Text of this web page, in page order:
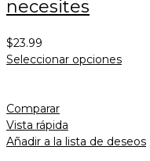
necesites
$23.99
Seleccionar opciones
Comparar
Vista rápida
Añadir a la lista de deseos